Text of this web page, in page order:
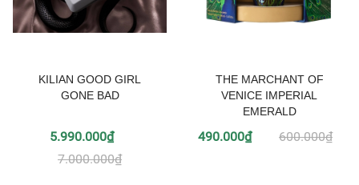
KILIAN GOOD GIRL
GONE BAD
5.990.000₫
7.000.000₫
THE MARCHANT OF
VENICE IMPERIAL
EMERALD
490.000₫ 600.000₫